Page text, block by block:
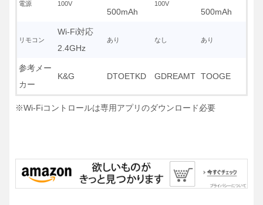
電源 100V
500mAh
100V
500mAh
リモコン
Wi-Fi対応
2.4GHz
あり なし あり
参考メー
カー
K&G DTOETKD GDREAMT TOOGE
※Wi-Fiコントロールは専用アプリのダウンロード必要